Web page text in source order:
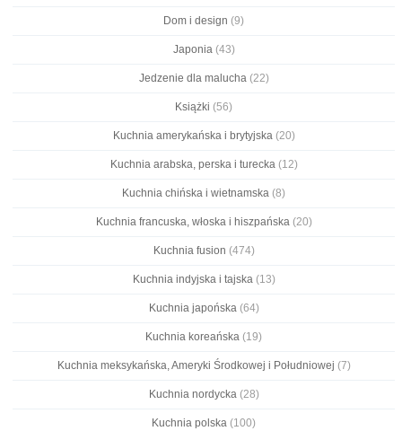
Dom i design (9)
Japonia(43)
Jedzenie dla malucha(22)
Książki (56)
Kuchnia amerykańska i brytyjska(20)
Kuchnia arabska, perska i turecka(12)
Kuchnia chińska i wietnamska (8)
Kuchnia francuska, włoska i hiszpańska(20)
Kuchnia fusion (474)
Kuchnia indyjska i tajska(13)
Kuchnia japońska(64)
Kuchnia koreańska (19)
Kuchnia meksykańska, Ameryki Środkowej i Południowej (7)
Kuchnia nordycka(28)
Kuchnia polska (100)